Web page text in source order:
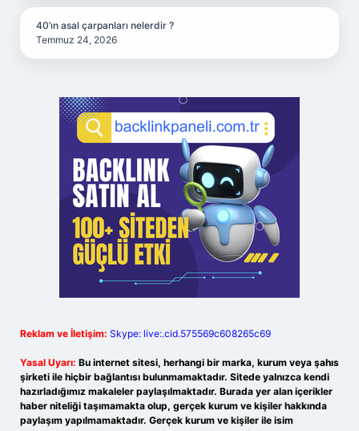
40’ın asal çarpanları nelerdir ?
Temmuz 24, 2026
Reklam ve İletişim: Skype: live:.cid.575569c608265c69
Yasal Uyarı: Bu internet sitesi, herhangi bir marka, kurum veya şahıs
şirketi ile hiçbir bağlantısı bulunmamaktadır. Sitede yalnızca kendi
hazırladığımız makaleler paylaşılmaktadır. Burada yer alan içerikler
haber niteliği taşımamakta olup, gerçek kurum ve kişiler hakkında
paylaşım yapılmamaktadır. Gerçek kurum ve kişiler ile isim